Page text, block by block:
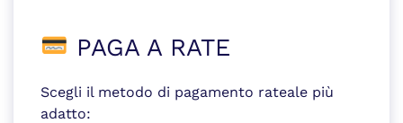
PAGA A RATE
Scegli il metodo di pagamento rateale più
adatto: